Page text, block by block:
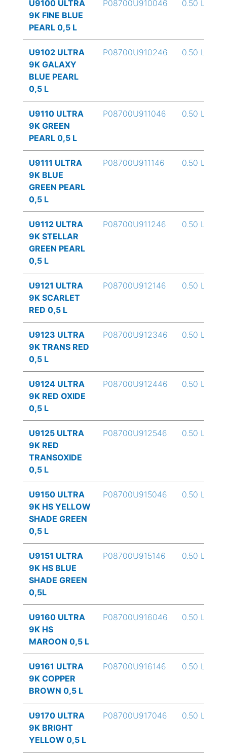
U9100 ULTRA
9K FINE BLUE
PEARL 0,5 L
P08700U910046 0.50 L
U9102 ULTRA
9K GALAXY
BLUE PEARL
0,5 L
P08700U910246 0.50 L
U9110 ULTRA
9K GREEN
PEARL 0,5 L
P08700U911046 0.50 L
U9111 ULTRA
9K BLUE
GREEN PEARL
0,5 L
P08700U911146 0.50 L
U9112 ULTRA
9K STELLAR
GREEN PEARL
0,5 L
P08700U911246 0.50 L
U9121 ULTRA
9K SCARLET
RED 0,5 L
P08700U912146 0.50 L
U9123 ULTRA
9K TRANS RED
0,5 L
P08700U912346 0.50 L
U9124 ULTRA
9K RED OXIDE
0,5 L
P08700U912446 0.50 L
U9125 ULTRA
9K RED
TRANSOXIDE
0,5 L
P08700U912546 0.50 L
U9150 ULTRA
9K HS YELLOW
SHADE GREEN
0,5 L
P08700U915046 0.50 L
U9151 ULTRA
9K HS BLUE
SHADE GREEN
0,5L
P08700U915146 0.50 L
U9160 ULTRA
9K HS
MAROON 0,5 L
P08700U916046 0.50 L
U9161 ULTRA
9K COPPER
BROWN 0,5 L
P08700U916146 0.50 L
U9170 ULTRA
9K BRIGHT
YELLOW 0,5 L
P08700U917046 0.50 L